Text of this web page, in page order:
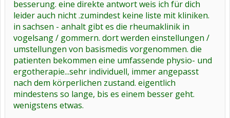
zig Jahre begleiten, d i e bleiben jedoch auch von diesen Mitteln
völlig unbeachtet - am schlimmsten aber find ich diese
fürchterlichen Schwindelanfälle, wenn ich meine Arme benutzt
habe.... 1X was oben aus dem Schrank genommen und schon lieg
ich erstmal für ne Zeit flach....Oder mit der dauerndenTesterei -
liegt es nun am Blutdruck, der total verrückt spielt ( genau wie
dieser blöde Laptop...der hüpft von einer Zeile zur nächsten...mal
oben, mal unten... ) -dann der Zucker, der durch das Kortison völlig
ausgeflippt ist...oder kommt der Schwindel evtl. doch vom
Nacken??? Mensch, DAS macht mich langsam irre - wanke oft hier
rum, wie sternhagelvoll !!
Bin`s leid, jetzt muss was geschehen - komme ja noch nicht mal zu
meinem Arzt.
Also, falls noch einer von Euch nen Tipp haben sollte -bitte her
besserung. eine direkte antwort weis ich für dich
leider auch nicht .zumindest keine liste mit kliniken.
in sachsen - anhalt gibt es die rheumaklinik in
vogelsang / gommern. dort werden einstellungen /
umstellungen von basismedis vorgenommen. die
patienten bekommen eine umfassende physio- und
ergotherapie...sehr individuell, immer angepasst
nach dem körperlichen zustand. eigentlich
mindestens so lange, bis es einem besser geht.
wenigstens etwas.